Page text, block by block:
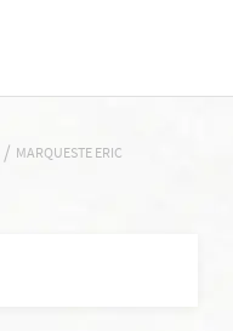
/ MARQUESTE ERIC